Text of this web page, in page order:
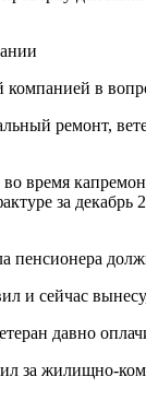
в
ремонт,
во время
за
пенсионера
и сейчас
давно
за жилищно-